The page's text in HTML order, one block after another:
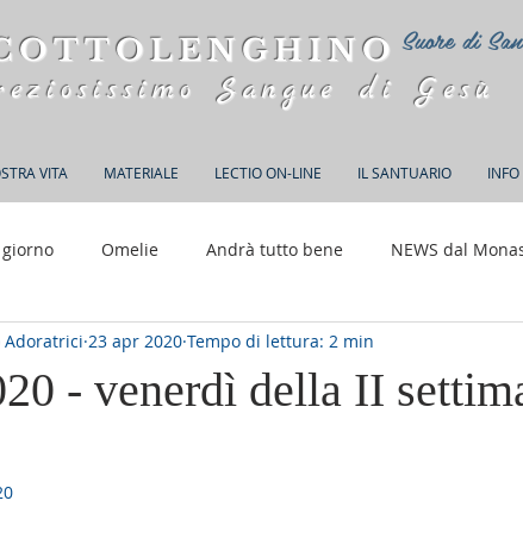
Suore di
Sangue di Gesù
VITA MATERIALE LECTIO ON-LINE IL SANTUARIO INFO
Omelie Andrà tutto bene NEWS dal
anni di Adorazione
- venerdì della II
Adoratrici 23 apr 2020 Tempo di lettura: 2 min
su 5.